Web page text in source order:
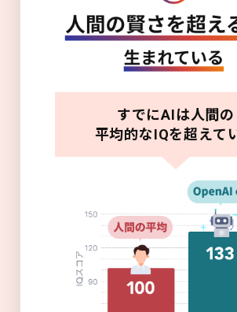
すでにAIは人間の
平均的なIQを超えて